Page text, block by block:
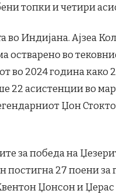
топки и четири
во Индијана. Ајзеа
остварено во
во 2024 година како
22 асистенции во
Џон
за победа на
27 поени за
Џонсон и